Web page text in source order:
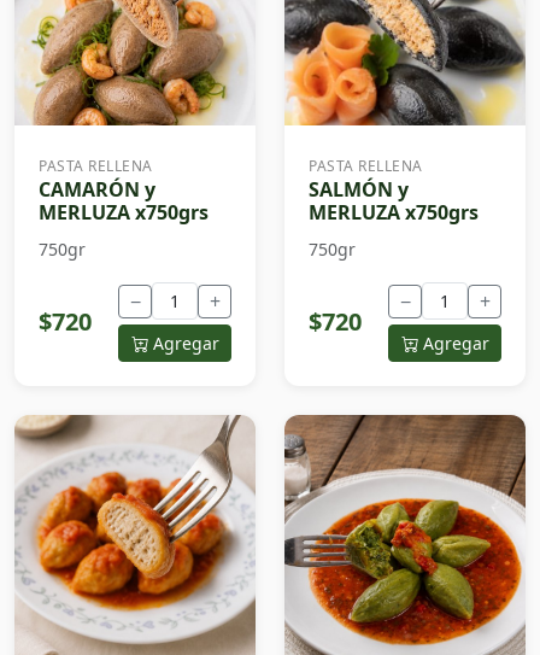
PASTA RELLENA
CAMARÓN y
MERLUZA x750grs
750gr
$720
− +
Agregar
PASTA RELLENA
SALMÓN y
MERLUZA x750grs
750gr
$720
− +
Agregar